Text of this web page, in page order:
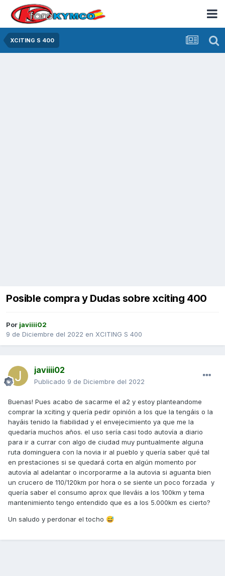
XCITING S 400
Posible compra y Dudas sobre xciting 400
Por javiiii02
9 de Diciembre del 2022 en XCITING S 400
javiiii02
Publicado 9 de Diciembre del 2022
Buenas! Pues acabo de sacarme el a2 y estoy planteandome
comprar la xciting y quería pedir opinión a los que la tengáis o la
hayáis tenido la fiabilidad y el envejecimiento ya que me la
quedaría muchos años. el uso sería casi todo autovía a diario
para ir a currar con algo de ciudad muy puntualmente alguna
ruta dominguera con la novia ir al pueblo y quería saber qué tal
en prestaciones si se quedará corta en algún momento por
autovía al adelantar o incorporarme a la autovia si aguanta bien
un crucero de 110/120km por hora o se siente un poco forzada y
quería saber el consumo aprox que lleváis a los 100km y tema
mantenimiento tengo entendido que es a los 5.000km es cierto?
Un saludo y perdonar el tocho 😅